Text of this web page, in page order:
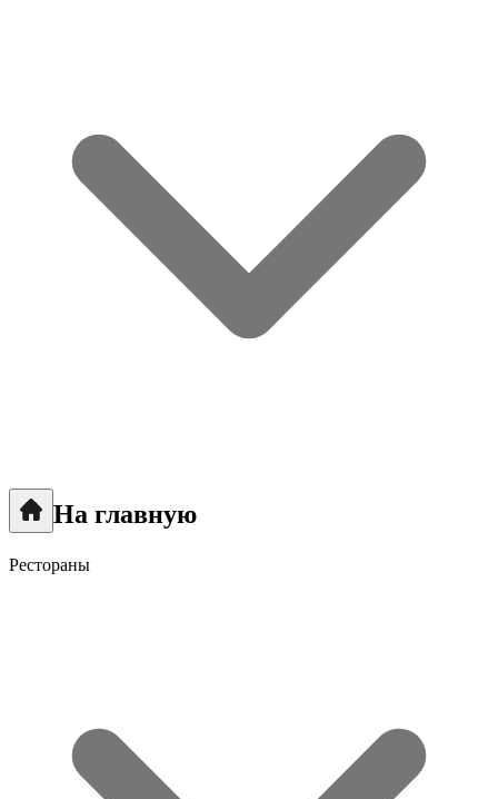
На главную
Рестораны